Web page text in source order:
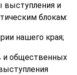
выступления и
блокам:
нашего края;
и общественных